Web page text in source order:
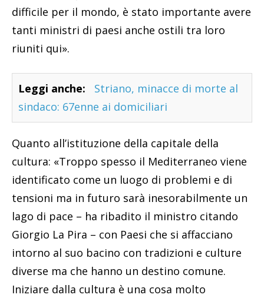
difficile per il mondo, è stato importante avere
tanti ministri di paesi anche ostili tra loro
riuniti qui».
Leggi anche:
Striano, minacce di morte al
sindaco: 67enne ai domiciliari
Quanto all’istituzione della capitale della
cultura: «Troppo spesso il Mediterraneo viene
identificato come un luogo di problemi e di
tensioni ma in futuro sarà inesorabilmente un
lago di pace – ha ribadito il ministro citando
Giorgio La Pira – con Paesi che si affacciano
intorno al suo bacino con tradizioni e culture
diverse ma che hanno un destino comune.
Iniziare dalla cultura è una cosa molto